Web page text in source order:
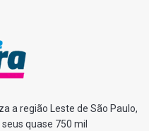
a região Leste de São Paulo,
quase 750 mil